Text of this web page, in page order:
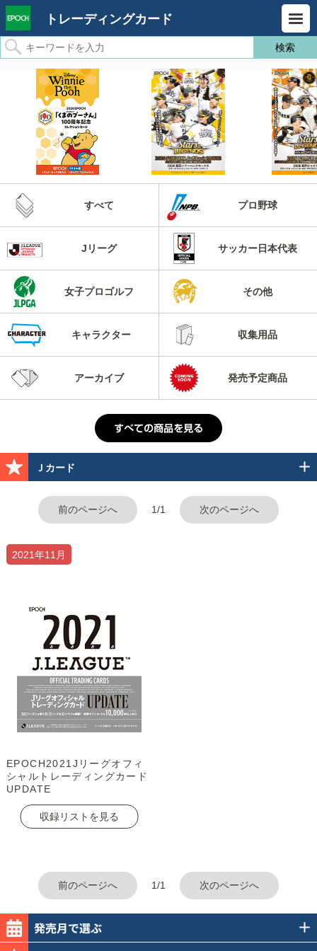
トレーディングカード
すべて プロ野球
Jリーグ サッカー日本代表
女子プロゴルフ その他
キャラクター 収集用品
アーカイブ 発売予定商品
Ｊカード
前のページへ 1/1 次のページへ
2021年11月
EPOCH2021Jリーグオフィ
シャルトレーディングカード
UPDATE
収録リストを見る
前のページへ 1/1 次のページへ